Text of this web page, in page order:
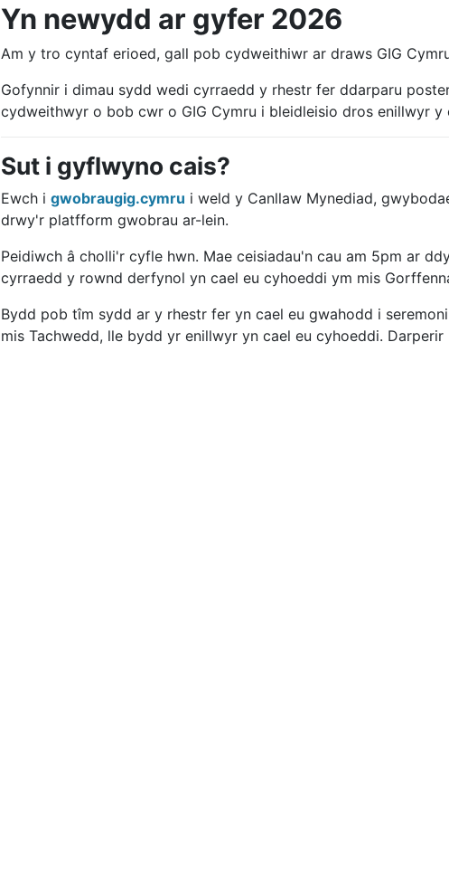
Yn newydd ar gyfer 2026
Am y tro cyntaf erioed, gall pob cydweithiwr ar draws GIG
Gofynnir i dimau sydd wedi cyrraedd y rhestr fer ddarparu
cydweithwyr o bob cwr o GIG Cymru i bleidleisio dros enillwyr y
Sut i gyflwyno cais?
Ewch i gwobraugig.cymru i weld y Canllaw Mynediad,
drwy'r platfform gwobrau ar-lein.
Peidiwch â cholli'r cyfle hwn. Mae ceisiadau'n cau am 5pm ar
cyrraedd y rownd derfynol yn cael eu cyhoeddi ym mis
Bydd pob tîm sydd ar y rhestr fer yn cael eu gwahodd i
mis Tachwedd, lle bydd yr enillwyr yn cael eu cyhoeddi.